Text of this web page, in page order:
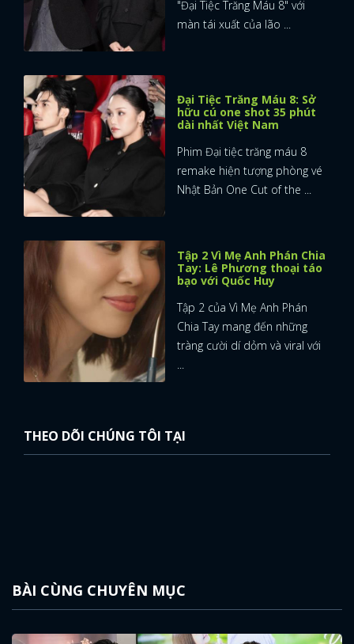
"Đại Tiệc Trăng Máu 8" với
màn tái xuất của lão ...
Đại Tiệc Trăng Máu 8: Sở
hữu cú one shot 35 phút
dài nhất Việt Nam
Phim Đại tiệc trăng máu 8
remake hiện tượng phòng vé
Nhật Bản One Cut of the ...
Tập 2 Vì Mẹ Anh Phán Chia
Tay: Lê Phương thoại táo
bạo với Quốc Huy
Tập 2 của Vì Mẹ Anh Phán
Chia Tay mang đến những
tràng cười dí dỏm và viral với
...
THEO DÕI CHÚNG TÔI TẠI
BÀI CÙNG CHUYÊN MỤC